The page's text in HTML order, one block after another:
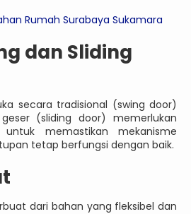
Rumah Surabaya Sukamara
dan Sliding
secara tradisional (swing door)
(sliding door) memerlukan
untuk memastikan mekanisme
tetap berfungsi dengan baik.
dari bahan yang fleksibel dan